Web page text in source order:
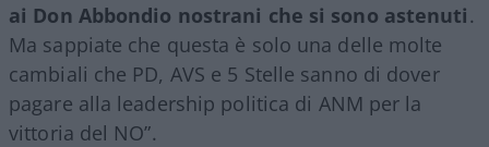
ai Don Abbondio nostrani che si sono astenuti.
Ma sappiate che questa è solo una delle molte
cambiali che PD, AVS e 5 Stelle sanno di dover
pagare alla leadership politica di ANM per la
vittoria del NO”.